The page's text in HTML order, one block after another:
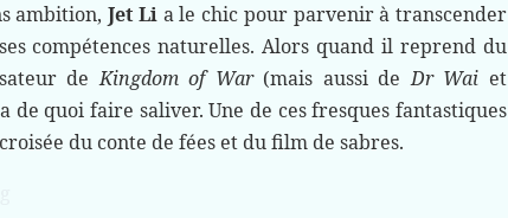
ambition, Jet Lia le chic pour parvenir à transcender
compétences naturelles. Alors quand il reprend du
deKingdom of War(mais aussi deDr Wai et
de quoi faire saliver. Une de ces fresques fantastiques
du conte de fées et du film de sabres.